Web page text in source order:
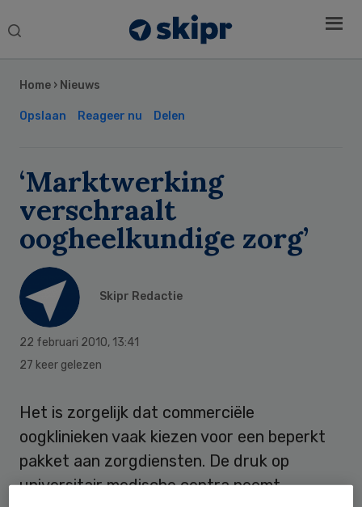
Search
Home › Nieuws
Opslaan Reageer nu Delen
‘Marktwerking
verschraalt
oogheelkundige zorg’
Skipr Redactie
22 februari 2010, 13:41
27 keer gelezen
Het is zorgelijk dat commerciële
oogklinieken vaak kiezen voor een beperkt
pakket aan zorgdiensten. De druk op
universitair medische centra neemt
Sidebar